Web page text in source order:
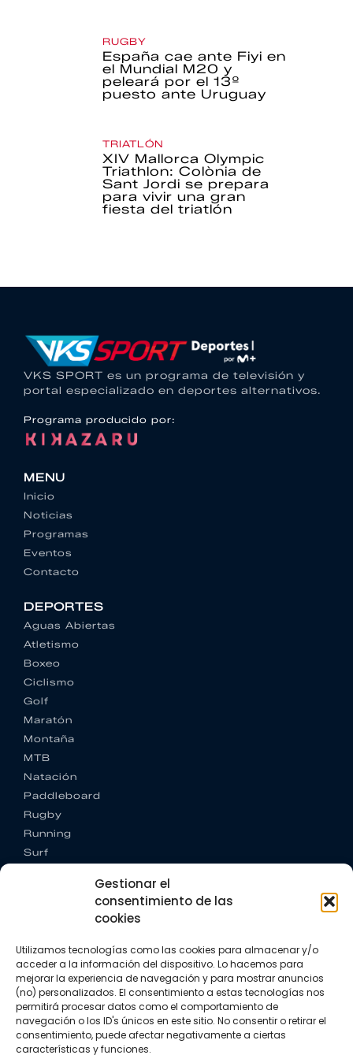
Gestionar el
consentimiento de las
cookies
Utilizamos tecnologías como las cookies para almacenar y/o
acceder a la información del dispositivo. Lo hacemos para
mejorar la experiencia de navegación y para mostrar anuncios
(no) personalizados. El consentimiento a estas tecnologías nos
permitirá procesar datos como el comportamiento de
navegación o los ID's únicos en este sitio. No consentir o retirar el
consentimiento, puede afectar negativamente a ciertas
características y funciones.
RUGBY
España cae ante Fiyi en
el Mundial M20 y
peleará por el 13º
puesto ante Uruguay
TRIATLÓN
XIV Mallorca Olympic
Triathlon: Colònia de
Sant Jordi se prepara
para vivir una gran
fiesta del triatlón
VKS SPORT es un programa de televisión y
portal especializado en deportes alternativos.
Programa producido por:
MENU
Inicio
Noticias
Programas
Eventos
Contacto
DEPORTES
Aguas Abiertas
Atletismo
Boxeo
Ciclismo
Golf
Maratón
Montaña
MTB
Natación
Paddleboard
Rugby
Running
Surf
CONTACTO
+34 662 342 177
info@vkssport.com
SÍGUENOS